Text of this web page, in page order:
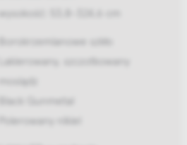
wysokość: 53,8-324,6 cm
Borokrzemianowe szkło
Lakierowany, szczotkowany
mosiądz
Black Gunmetal
Polerowany nikiel